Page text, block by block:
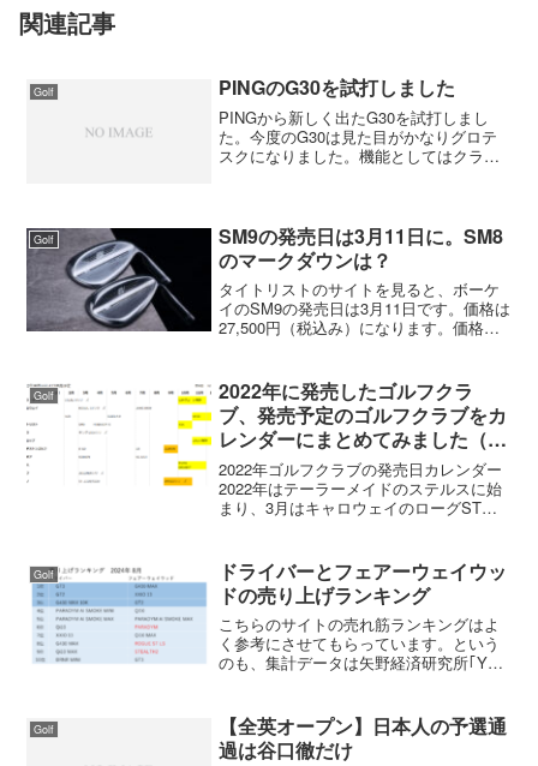
関連記事
Golf PINGのG30を試打しました
PINGから新しく出たG30を試打しまし
た。今度のG30は見た目がかなりグロテ
スクになりました。機能としてはクラウ
ヘッドスピード40...
Golf
SM9の発売日は3月11日に。SM8
のマークダウンは？
タイトリストのサイトを見ると、ボーケ
イのSM9の発売日は3月11日です。価格は
27,500円（税込み）になります。価格は
込み）と1,000円の値上げに...
Golf
2022年に発売したゴルフクラ
ブ、発売予定のゴルフクラブをカ
レンダーにまとめてみました（随
時更新）
2022年ゴルフクラブの発売日カレンダー
2022年はテーラーメイドのステルスに始
まり、3月はキャロウェイのローグST、
になります。4月以降に発売されるのは
ど...
Golf
ドライバーとフェアーウェイウッ
ドの売り上げランキング
こちらのサイトの売れ筋ランキングはよ
く参考にさせてもらっています。という
のも、集計データは矢野経済研究所｢YPS
の企業の売上データだけで、地域によっ
てデータに偏りがあり...
Golf
【全英オープン】日本人の予選通
過は谷口徹だけ